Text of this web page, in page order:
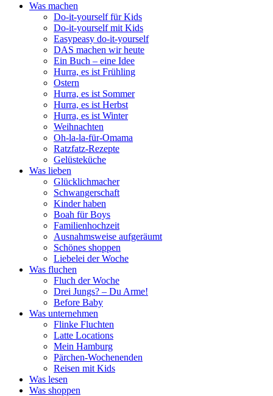
Was machen
Do-it-yourself für Kids
Do-it-yourself mit Kids
Easypeasy do-it-yourself
DAS machen wir heute
Ein Buch – eine Idee
Hurra, es ist Frühling
Ostern
Hurra, es ist Sommer
Hurra, es ist Herbst
Hurra, es ist Winter
Weihnachten
Oh-la-la-für-Omama
Ratzfatz-Rezepte
Gelüsteküche
Was lieben
Glücklichmacher
Schwangerschaft
Kinder haben
Boah für Boys
Familienhochzeit
Ausnahmsweise aufgeräumt
Schönes shoppen
Liebelei der Woche
Was fluchen
Fluch der Woche
Drei Jungs? – Du Arme!
Before Baby
Was unternehmen
Flinke Fluchten
Latte Locations
Mein Hamburg
Pärchen-Wochenenden
Reisen mit Kids
Was lesen
Was shoppen